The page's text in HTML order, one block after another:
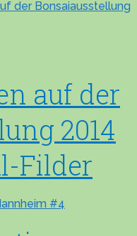
auf der
2014
Filder